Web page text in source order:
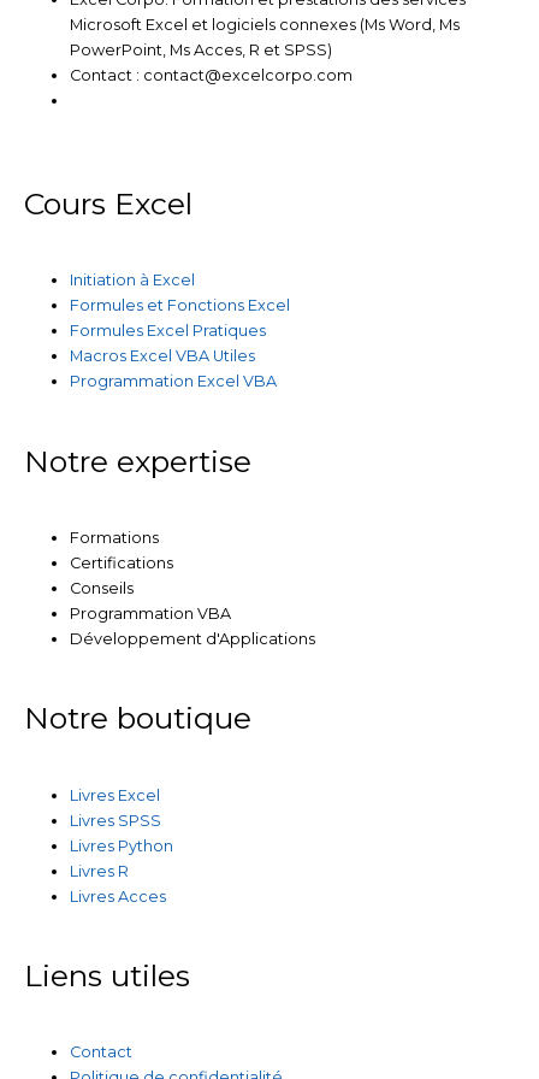
Microsoft Excel et logiciels connexes (Ms Word, Ms
PowerPoint, Ms Acces, R et SPSS)
Contact : contact@excelcorpo.com
Cours Excel
Initiation à Excel
Formules et Fonctions Excel
Formules Excel Pratiques
Macros Excel VBA Utiles
Programmation Excel VBA
Notre expertise
Formations
Certifications
Conseils
Programmation VBA
Développement d'Applications
Notre boutique
Livres Excel
Livres SPSS
Livres Python
Livres R
Livres Acces
Liens utiles
Contact